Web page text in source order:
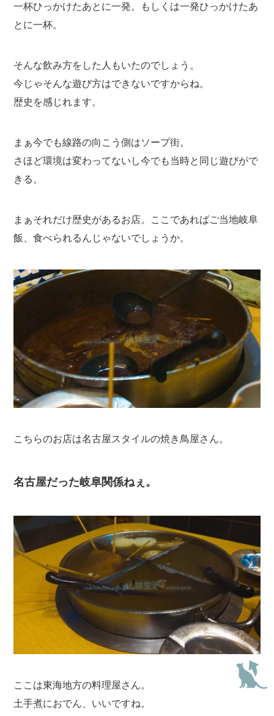
一杯ひっかけたあとに一発。もしくは一発ひっかけたあ
とに一杯。
そんな飲み方をした人もいたのでしょう。
今じゃそんな遊び方はできないですからね。
歴史を感じれます。
まぁ今でも線路の向こう側はソープ街。
さほど環境は変わってないし今でも当時と同じ遊びがで
きる。
まぁそれだけ歴史があるお店。ここであればご当地岐阜
飯、食べられるんじゃないでしょうか。
こちらのお店は名古屋スタイルの焼き鳥屋さん。
名古屋だった岐阜関係ねぇ。
ここは東海地方の料理屋さん。
土手煮におでん、いいですね。